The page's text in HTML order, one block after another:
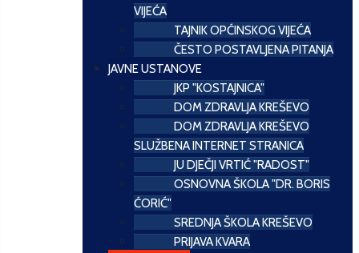
VIJEĆA
TAJNIK OPĆINSKOG VIJEĆA
ČESTO POSTAVLJENA PITANJA
JAVNE USTANOVE
JKP "KOSTAJNICA"
DOM ZDRAVLJA KREŠEVO
DOM ZDRAVLJA KREŠEVO
SLUŽBENA INTERNET STRANICA
JU DJEČJI VRTIĆ "RADOST"
OSNOVNA ŠKOLA "DR. BORIS
ĆORIĆ"
SREDNJA ŠKOLA KREŠEVO
PRIJAVA KVARA